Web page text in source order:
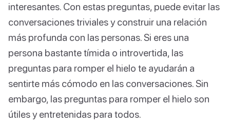
interesantes. Con estas preguntas, puede evitar las
conversaciones triviales y construir una relación
más profunda con las personas. Si eres una
persona bastante tímida o introvertida, las
preguntas para romper el hielo te ayudarán a
sentirte más cómodo en las conversaciones. Sin
embargo, las preguntas para romper el hielo son
útiles y entretenidas para todos.